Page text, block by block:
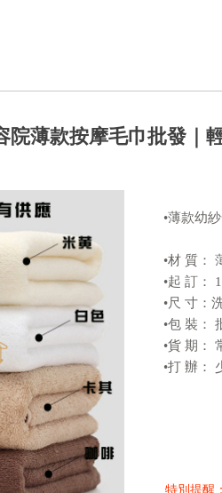
院薄款按摩毛巾批發｜
•薄款幼
•材 質：
•起 訂：
•尺 寸：
•包 裝：
•貨 期：
•打 辦：
特別提醒：